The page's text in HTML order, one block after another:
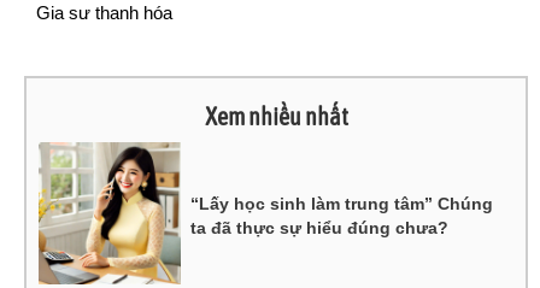
Gia sư thanh hóa
Xem nhiều nhất
“Lấy học sinh làm trung tâm” Chúng
ta đã thực sự hiểu đúng chưa?